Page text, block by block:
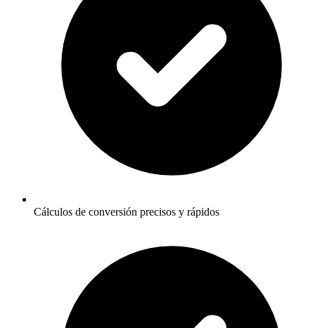
Cálculos de conversión precisos y rápidos